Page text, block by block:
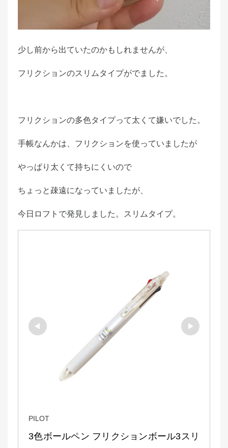
少し前から出ていたのかもしれませんが、
フリクションのスリムタイプがでました。
フリクションの多色タイプって太くて嫌いでした。
手帳なんかは、フリクションを使っていましたが
やっぱり太くて持ちにくいので
ちょっと疎遠になっていましたが、
今日ロフトで発見しました。スリムタイプ。
PILOT
3色ボールペン フリクションボール3スリ